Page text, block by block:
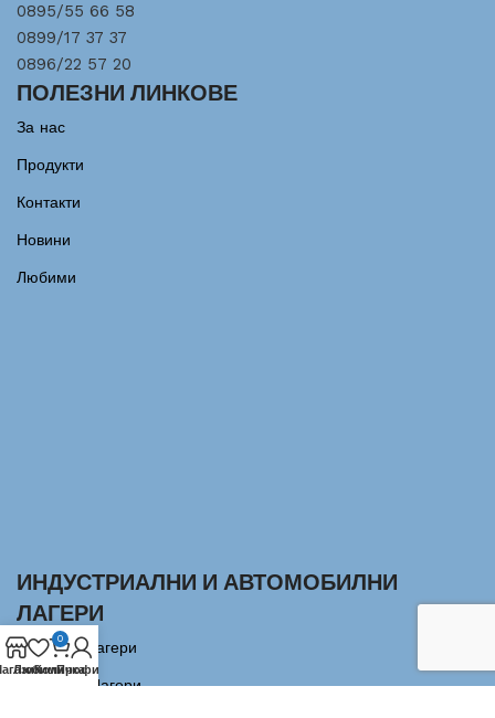
0895/55 66 58
0899/17 37 37
0896/22 57 20
ПОЛЕЗНИ ЛИНКОВЕ
За нас
Продукти
Контакти
Новини
Любими
ИНДУСТРИАЛНИ И АВТОМОБИЛНИ
ЛАГЕРИ
Сачмени лагери
Аксиални Лагери
Любими
0
Количка
Профил